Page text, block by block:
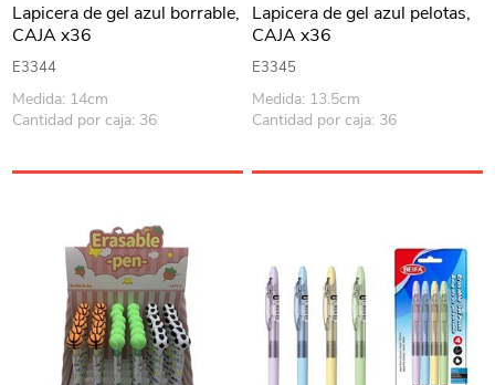
Lapicera de gel azul borrable,
CAJA x36
E3344
Medida: 14cm
Cantidad por caja: 36
Lapicera de gel azul pelotas,
CAJA x36
E3345
Medida: 13.5cm
Cantidad por caja: 36